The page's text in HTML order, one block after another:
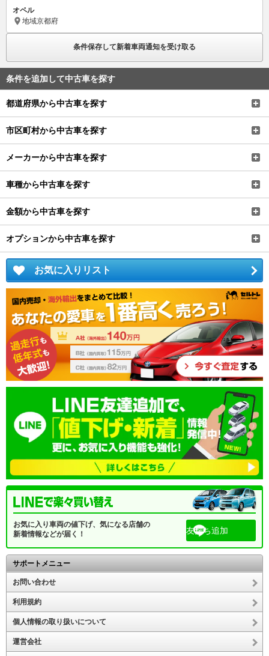
オペル
地域京都府
条件保存して新着車両通知を受け取る
条件を追加して中古車を探す
都道府県から中古車を探す
市区町村から中古車を探す
メーカーから中古車を探す
車種から中古車を探す
金額から中古車を探す
オプションから中古車を探す
お気に入りリスト
お気に入り車両の値下げ、気になる店舗の
新着情報などが届く！
友だち追加
サポートメニュー
お問い合わせ
利用規約
個人情報の取り扱いについて
運営会社